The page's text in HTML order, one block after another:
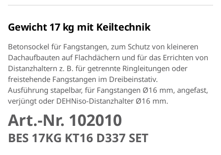
Gewicht 17 kg mit Keiltechnik
Betonsockel für Fangstangen, zum Schutz von kleineren
Dachaufbauten auf Flachdächern und für das Errichten von
Distanzhaltern z. B. für getrennte Ringleitungen oder
freistehende Fangstangen im Dreibeinstativ.
Ausführung stapelbar, für Fangstangen Ø16 mm, angefast,
verjüngt oder DEHNiso-Distanzhalter Ø16 mm.
Art.-Nr. 102010
BES 17KG KT16 D337 SET